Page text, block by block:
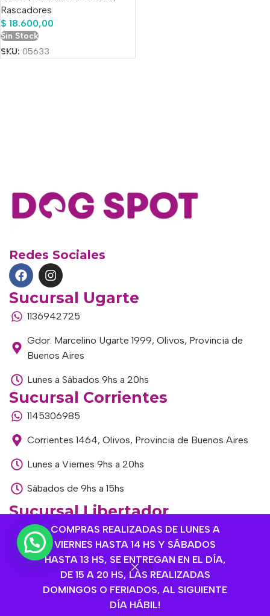
COMPRAS REALIZADAS DE LUNES A
VIERNES HASTA 14 HS Y SÁBADOS
HASTA 13 HS, SE ENTREGAN EN EL DÍA,
DE 15 A 20 HS, LAS REALIZADAS
DOMINGOS O FERIADOS, AL SIGUIENTE
DÍA HÁBIL!
Rascadores
$ 18.600,00
Sin Stock
SKU: 05633
Redes Sociales
Sucursal Ugarte
1136942725
Gdor. Marcelino Ugarte 1999, Olivos, Provincia de
Buenos Aires
Lunes a Sábados 9hs a 20hs
Sucursal Corrientes
1145306985
Corrientes 1464, Olivos, Provincia de Buenos Aires
Lunes a Viernes 9hs a 20hs
Sábados de 9hs a 15hs
Sucursal Libertador
1168893524
Av. del Libertador 1915, Vte. López, Provincia de
Buenos Aires
Lunes a Viernes de 9hs a 13hs / 16hs a 20hs